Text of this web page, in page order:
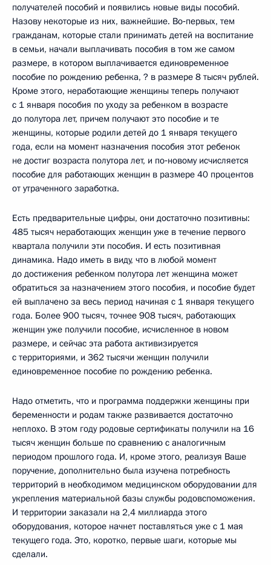
получателей пособий и появились новые виды пособий.
Назову некоторые из них, важнейшие. Во‑первых, тем
гражданам, которые стали принимать детей на воспитание
в семьи, начали выплачивать пособия в том же самом
размере, в котором выплачивается единовременное
пособие по рождению ребенка, ? в размере 8 тысяч рублей.
Кроме этого, неработающие женщины теперь получают
с 1 января пособия по уходу за ребенком в возрасте
до полутора лет, причем получают это пособие и те
женщины, которые родили детей до 1 января текущего
года, если на момент назначения пособия этот ребенок
не достиг возраста полутора лет, и по‑новому исчисляется
пособие для работающих женщин в размере 40 процентов
от утраченного заработка.
Есть предварительные цифры, они достаточно позитивны:
485 тысяч неработающих женщин уже в течение первого
квартала получили эти пособия. И есть позитивная
динамика. Надо иметь в виду, что в любой момент
до достижения ребенком полутора лет женщина может
обратиться за назначением этого пособия, и пособие будет
ей выплачено за весь период начиная с 1 января текущего
года. Более 900 тысяч, точнее 908 тысяч, работающих
женщин уже получили пособие, исчисленное в новом
размере, и сейчас эта работа активизируется
с территориями, и 362 тысячи женщин получили
единовременное пособие по рождению ребенка.
Надо отметить, что и программа поддержки женщины при
беременности и родам также развивается достаточно
неплохо. В этом году родовые сертификаты получили на 16
тысяч женщин больше по сравнению с аналогичным
периодом прошлого года. И, кроме этого, реализуя Ваше
поручение, дополнительно была изучена потребность
территорий в необходимом медицинском оборудовании для
укрепления материальной базы службы родовспоможения.
И территории заказали на 2,4 миллиарда этого
оборудования, которое начнет поставляться уже с 1 мая
текущего года. Это, коротко, первые шаги, которые мы
сделали.